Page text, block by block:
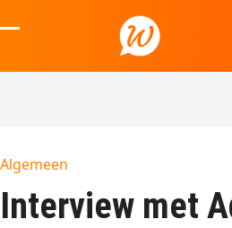
to
mobile
mobile
Algemeen
Interview met